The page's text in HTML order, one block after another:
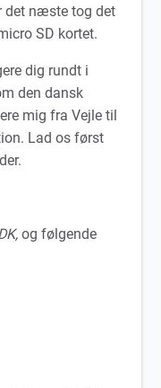
det næste tog det
SD kortet.
dig rundt i
den dansk
mig fra Vejle til
Lad os først
og følgende